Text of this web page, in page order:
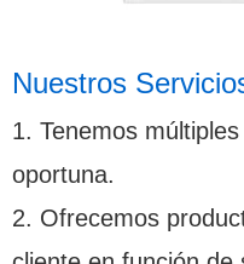
Nuestros
1. Tenemos
oportuna.
2. Ofrecemos